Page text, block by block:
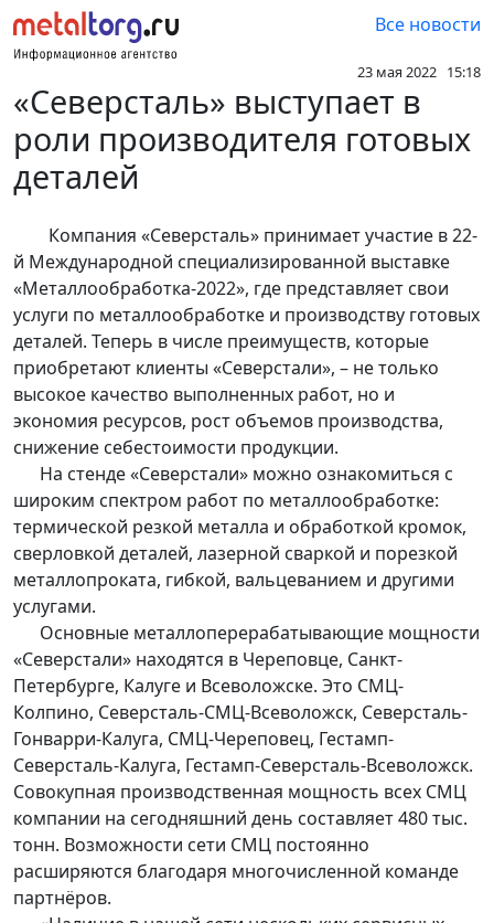
Все новости
23 мая 2022 15:18
«Северсталь» выступает в
роли производителя готовых
деталей
Компания «Северсталь» принимает участие в 22-
й Международной специализированной выставке
«Металлообработка-2022», где представляет свои
услуги по металлообработке и производству готовых
деталей. Теперь в числе преимуществ, которые
приобретают клиенты «Северстали», – не только
высокое качество выполненных работ, но и
экономия ресурсов, рост объемов производства,
снижение себестоимости продукции.
На стенде «Северстали» можно ознакомиться с
широким спектром работ по металлообработке:
термической резкой металла и обработкой кромок,
сверловкой деталей, лазерной сваркой и порезкой
металлопроката, гибкой, вальцеванием и другими
услугами.
Основные металлоперерабатывающие мощности
«Северстали» находятся в Череповце, Санкт-
Петербурге, Калуге и Всеволожске. Это СМЦ-
Колпино, Северсталь-СМЦ-Всеволожск, Северсталь-
Гонварри-Калуга, СМЦ-Череповец, Гестамп-
Северсталь-Калуга, Гестамп-Северсталь-Всеволожск.
Совокупная производственная мощность всех СМЦ
компании на сегодняшний день составляет 480 тыс.
тонн. Возможности сети СМЦ постоянно
расширяются благодаря многочисленной команде
партнёров.